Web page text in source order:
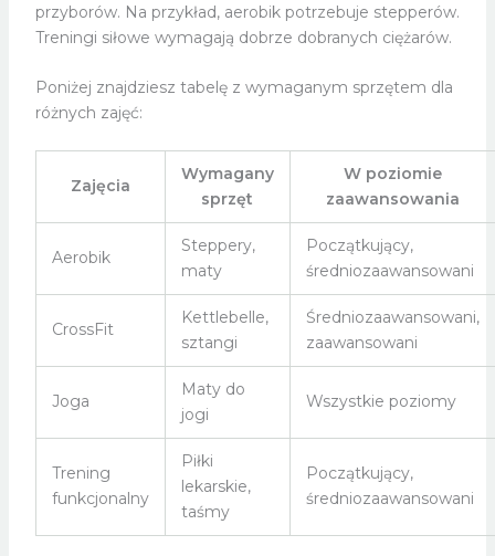
przyborów. Na przykład, aerobik potrzebuje stepperów.
Treningi siłowe wymagają dobrze dobranych ciężarów.
Poniżej znajdziesz tabelę z wymaganym sprzętem dla
różnych zajęć:
Zajęcia
Wymagany
sprzęt
W poziomie
zaawansowania
Aerobik
Steppery,
maty
Początkujący,
średniozaawansowani
CrossFit
Kettlebelle,
sztangi
Średniozaawansowani,
zaawansowani
Joga
Maty do
jogi
Wszystkie poziomy
Trening
funkcjonalny
Piłki
lekarskie,
taśmy
Początkujący,
średniozaawansowani